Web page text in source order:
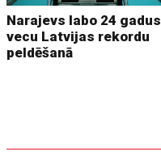
Narajevs labo 24 gadus
vecu Latvijas rekordu
peldēšanā